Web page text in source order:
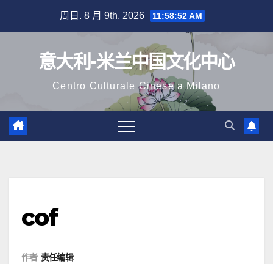
周日. 8 月 9th, 2026 11:58:53 AM
意大利-米兰中国文化中心
Centro Culturale Cinese a Milano
cof
作者 责任编辑